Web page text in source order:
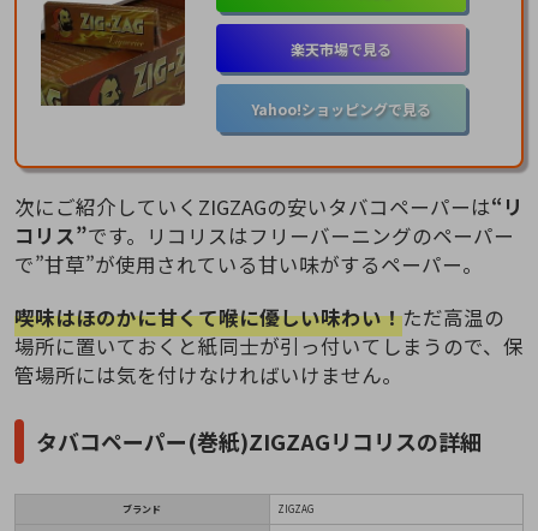
楽天市場で見る
Yahoo!ショッピングで見る
次にご紹介していくZIGZAGの安いタバコペーパーは“リ
コリス”です。リコリスはフリーバーニングのペーパー
で”甘草”が使用されている甘い味がするペーパー。
喫味はほのかに甘くて喉に優しい味わい！ただ高温の
場所に置いておくと紙同士が引っ付いてしまうので、保
管場所には気を付けなければいけません。
タバコペーパー(巻紙)ZIGZAGリコリスの詳細
ブランド ZIGZAG